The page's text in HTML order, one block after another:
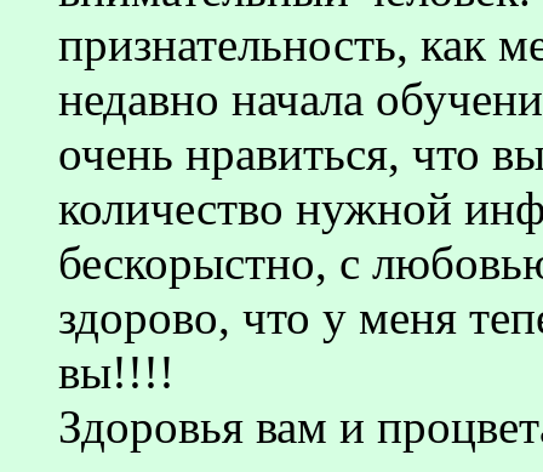
признательность, как
недавно начала
очень нравиться, что
количество нужной
бескорыстно, с
здорово, что у меня
вы!!!!
Здоровья вам и